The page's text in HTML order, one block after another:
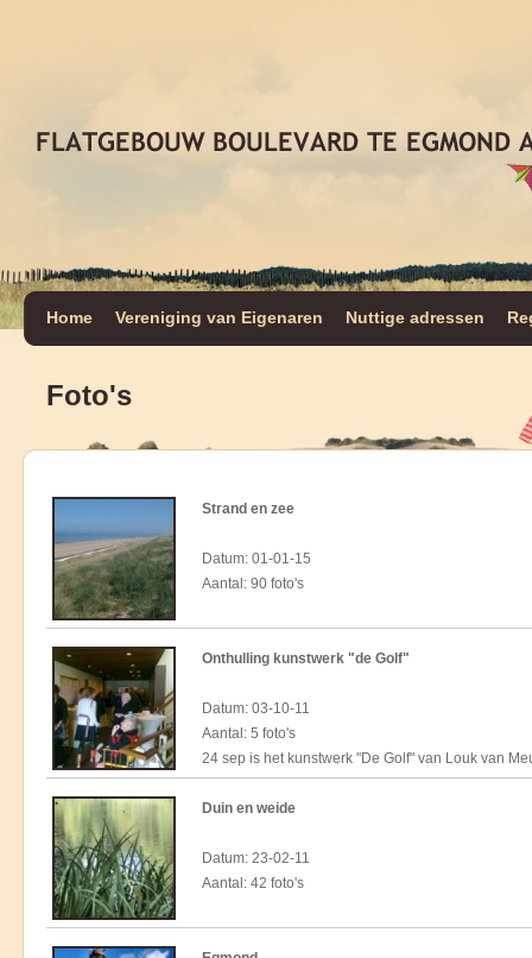
Home Vereniging van Eigenaren Nuttige adressen
Foto's
Strand en zee
Datum: 01-01-15
Aantal: 90 foto's
Onthulling kunstwerk "de Golf"
Datum: 03-10-11
Aantal: 5 foto's
24 sep is het kunstwerk "De Golf" van Louk van
Duin en weide
Datum: 23-02-11
Aantal: 42 foto's